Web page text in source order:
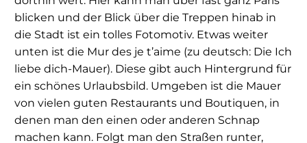
blicken und der Blick über die Treppen hinab in
die Stadt ist ein tolles Fotomotiv. Etwas weiter
unten ist die Mur des je t’aime (zu deutsch: Die Ich
liebe dich-Mauer). Diese gibt auch Hintergrund für
ein schönes Urlaubsbild. Umgeben ist die Mauer
von vielen guten Restaurants und Boutiquen, in
denen man den einen oder anderen Schnap
machen kann. Folgt man den Straßen runter,